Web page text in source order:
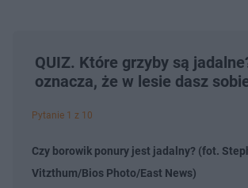
QUIZ. Które grzyby są
oznacza, że w lesie dasz
Pytanie 1 z 10
Czy borowik ponury jest jadalny? (fot.
Vitzthum/Bios Photo/East News)